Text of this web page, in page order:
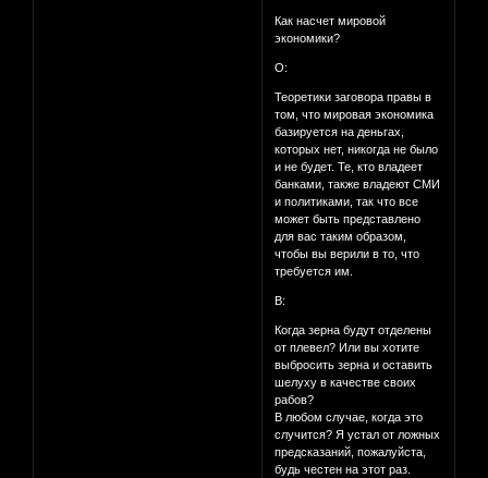
Как насчет мировой
экономики?
О:
Теоретики заговора правы в
том, что мировая экономика
базируется на деньгах,
которых нет, никогда не было
и не будет. Те, кто владеет
банками, также владеют СМИ
и политиками, так что все
может быть представлено
для вас таким образом,
чтобы вы верили в то, что
требуется им.
В:
Когда зерна будут отделены
от плевел? Или вы хотите
выбросить зерна и оставить
шелуху в качестве своих
рабов?
В любом случае, когда это
случится? Я устал от ложных
предсказаний, пожалуйста,
будь честен на этот раз.